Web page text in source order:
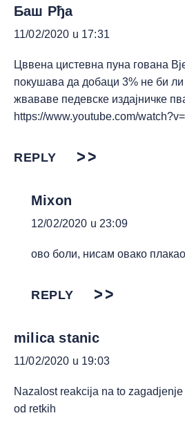
Баш Рђа
11/02/2020 u 17:31
Цввена цистевна пуна гована
покушава да добаци 3% не би ли
жвававе педевске издајничке
https://www.youtube.com/
REPLY
Mixon
12/02/2020 u 23:09
ово боли, нисам овако
REPLY
milica stanic
11/02/2020 u 19:03
Nazalost reakcija na to
od retkih